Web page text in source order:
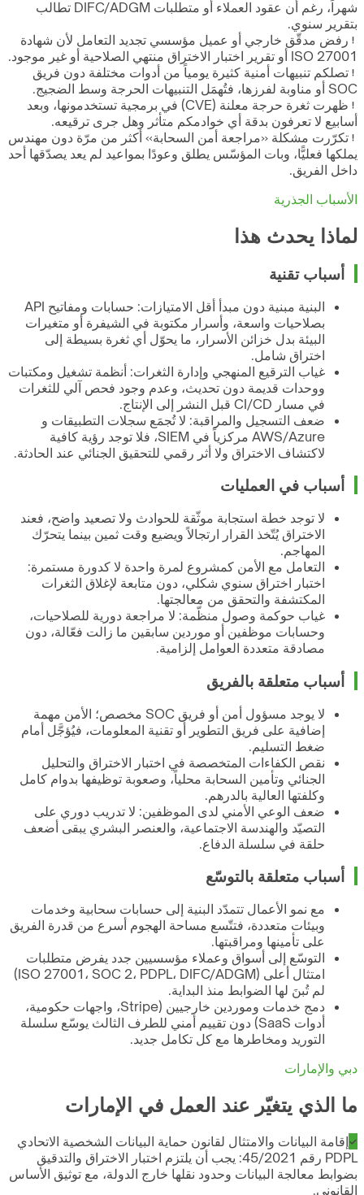
شهراً، رغم أن عقود العملاء أو متطلبات DIFC/ADGM تطالب
بتقرير سنوي.
رفض مدقّق خارجي أو عميل مؤسسي تجديد التعامل لأن شهادة
ISO 27001 أو تقرير اختبار الاختراق منتهي الصلاحية أو غير موجود.
تصلكم تنبيهات أمنية كثيرة يومياً من أدوات مختلفة دون فريق
SOC أو مناوبة لفرزها، فتُهمَل التنبيهات الحرجة وسط الضجيج.
ظهرت ثغرة حرجة معلنة (CVE) في برمجية تستخدمونها، وبعد
أسابيع لا تعرفون بدقة أي خوادمكم متأثر وهل جرى ترقيعه.
تكرّرت مشكلة «مراجعة أمن السحابة» أكثر من مرّة دون مهندس
يملكها فعليًّا، وبات المؤسّس يطلق وعودًا بمواعيد لم يعد يصدّقها أحد
داخل الفريق.
الأسباب الجذرية
لماذا يحدث هذا
أسباب تقنية
البنية مبنية دون مبدأ أقل الامتيازات: حسابات ومفاتيح API
بصلاحيات واسعة، وأسرار مكتوبة في الشيفرة أو متغيرات
البيئة بدل خزائن الأسرار، ما يحوّل أي ثغرة بسيطة إلى
اختراق شامل.
غياب الترقيع المنهجي وإدارة الثغرات: أنظمة تشغيل ومكتبات
ووحدات قديمة دون تحديث، وعدم وجود فحص آلي للثغرات
في مسار CI/CD قبل النشر إلى الإنتاج.
ضعف التسجيل والمراقبة: لا تُجمَع سجلات التطبيقات و
AWS/Azure مركزياً في SIEM، فلا توجد رؤية كافية
لاكتشاف الاختراق ولا أثر رقمي للتحقيق الجنائي عند الحادثة.
أسباب في العمليات
لا توجد خطة استجابة موثّقة للحوادث ولا تصعيد واضح، فعند
الاختراق يُتّخذ القرار ارتجالاً ويضيع وقت ثمين بينما يتحرّك
المهاجم.
التعامل مع الأمن كمشروع لمرة واحدة لا كدورة مستمرة:
اختبار اختراق سنوي شكلي، دون متابعة لإغلاق الثغرات
المكتشفة والتحقق من معالجتها.
غياب حوكمة وصول منظّمة: لا مراجعة دورية للصلاحيات،
وحسابات موظفين أو موردين سابقين ما زالت فعّالة، دون
مصادقة متعددة العوامل إلزامية.
أسباب متعلقة بالفريق
لا يوجد مسؤول أمن أو فريق SOC مخصص؛ الأمن مهمة
إضافية على فريق التطوير أو تقنية المعلومات، فيُؤجَّل أمام
ضغط التسليم.
نقص الكفاءات المتخصصة في اختبار الاختراق والتحليل
الجنائي وتأمين السحابة محلياً، وصعوبة توظيفها بدوام كامل
وكلفتها العالية بالدرهم.
ضعف الوعي الأمني لدى الموظفين: لا تدريب دوري على
التصيّد والهندسة الاجتماعية، والعنصر البشري يبقى أضعف
حلقة في سلسلة الدفاع.
أسباب متعلقة بالتوسّع
مع نمو الأعمال تتمدّد البنية إلى حسابات سحابية وخدمات
وبيئات متعددة، فتتّسع مساحة الهجوم أسرع من قدرة الفريق
على تأمينها ومراقبتها.
التوسّع إلى أسواق وعملاء مؤسسيين جدد يفرض متطلبات
امتثال أعلى (ISO 27001، SOC 2، PDPL، DIFC/ADGM)
لم تُبنَ لها الضوابط منذ البداية.
دمج خدمات وموردين خارجيين (Stripe، واجهات حكومية،
أدوات SaaS) دون تقييم أمني للطرف الثالث يوسّع سلسلة
التوريد ومخاطرها مع كل تكامل جديد.
دبي والإمارات
ما الذي يتغيّر عند العمل في الإمارات
إقامة البيانات والامتثال لقانون حماية البيانات الشخصية الاتحادي
PDPL رقم 45/2021: يجب أن يلتزم اختبار الاختراق والتدقيق
بضوابط معالجة البيانات وحدود نقلها خارج الدولة، مع توثيق الأساس
القانوني.